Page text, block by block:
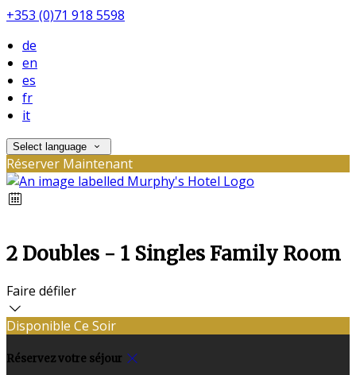
+353 (0)71 918 5598
de
en
es
fr
it
Select language
Réserver Maintenant
2 Doubles - 1 Singles Family Room
Faire défiler
Disponible Ce Soir
Réservez votre séjour